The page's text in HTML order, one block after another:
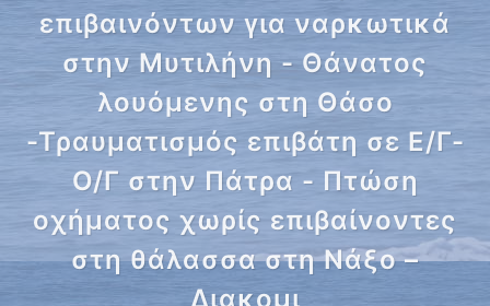
επιβαινόντων για ναρκωτικά
στην Μυτιλήνη - Θάνατος
λουόμενης στη Θάσο
-Τραυματισμός επιβάτη σε Ε/Γ-
Ο/Γ στην Πάτρα - Πτώση
οχήματος χωρίς επιβαίνοντες
στη θάλασσα στη Νάξο –
Διακομι